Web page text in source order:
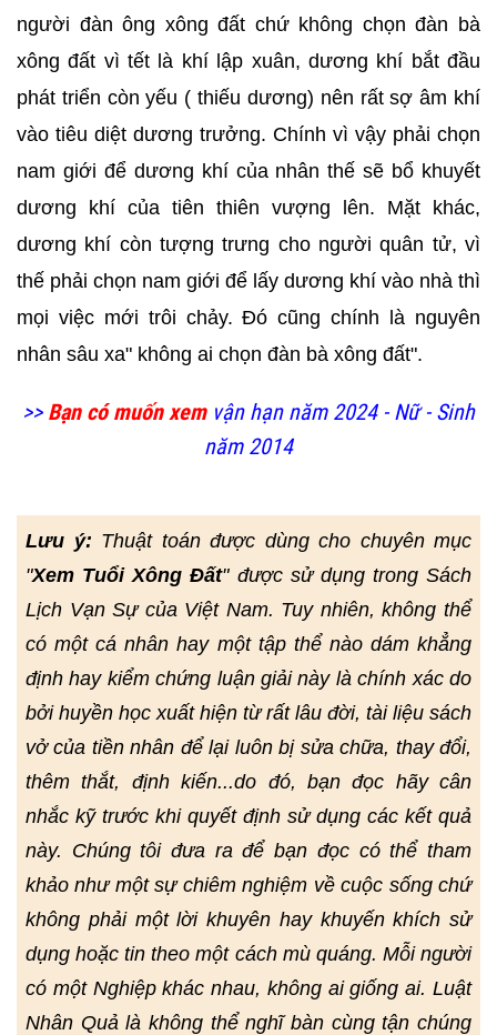
người đàn ông xông đất chứ không chọn đàn bà
xông đất vì tết là khí lập xuân, dương khí bắt đầu
phát triển còn yếu ( thiếu dương) nên rất sợ âm khí
vào tiêu diệt dương trưởng. Chính vì vậy phải chọn
nam giới để dương khí của nhân thế sẽ bổ khuyết
dương khí của tiên thiên vượng lên. Mặt khác,
dương khí còn tượng trưng cho người quân tử, vì
thế phải chọn nam giới để lấy dương khí vào nhà thì
mọi việc mới trôi chảy. Đó cũng chính là nguyên
nhân sâu xa" không ai chọn đàn bà xông đất".
>> Bạn có muốn xemvận hạn năm 2024 - Nữ - Sinh
năm 2014
Lưu ý: Thuật toán được dùng cho chuyên mục
"Xem Tuổi Xông Đất" được sử dụng trong Sách
Lịch Vạn Sự của Việt Nam. Tuy nhiên, không thể
có một cá nhân hay một tập thể nào dám khẳng
định hay kiểm chứng luận giải này là chính xác do
bởi huyền học xuất hiện từ rất lâu đời, tài liệu sách
vở của tiền nhân để lại luôn bị sửa chữa, thay đổi,
thêm thắt, định kiến...do đó, bạn đọc hãy cân
nhắc kỹ trước khi quyết định sử dụng các kết quả
này. Chúng tôi đưa ra để bạn đọc có thể tham
khảo như một sự chiêm nghiệm về cuộc sống chứ
không phải một lời khuyên hay khuyến khích sử
dụng hoặc tin theo một cách mù quáng. Mỗi người
có một Nghiệp khác nhau, không ai giống ai. Luật
Nhân Quả là không thể nghĩ bàn cùng tận chúng